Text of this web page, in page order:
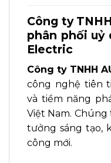
Công ty
phân phối uỷ
Electric
Công ty TNHH
công nghệ tiên
và tiềm năng
Việt Nam.
tưởng sáng tạo,
công mới.